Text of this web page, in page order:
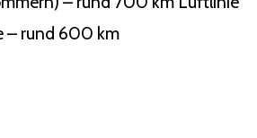
– rund 600 km